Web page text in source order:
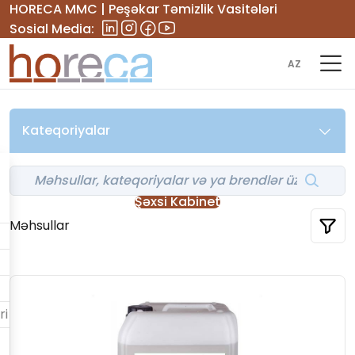
HORECA MMC | Peşəkar Təmizlik Vasitələri
Sosial Media:
AZ
Kateqoriyalar
Şəxsi Kabinet
Məhsullar